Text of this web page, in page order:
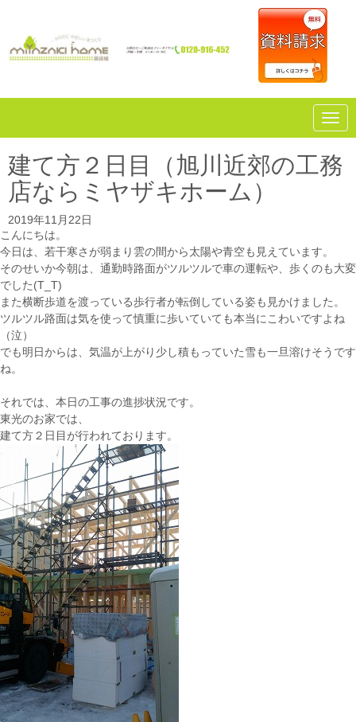
N
a
i
g
建て方２日目（旭川近郊の工務
店ならミヤザキホーム）
2019年11月22日
こんにちは。
今日は、若干寒さが弱まり雲の間から太陽や青空も見えています。
そのせいか今朝は、通勤時路面がツルツルで車の運転や、歩くのも大変
でした(T_T)
また横断歩道を渡っている歩行者が転倒している姿も見かけました。
ツルツル路面は気を使って慎重に歩いていても本当にこわいですよね
（泣）
でも明日からは、気温が上がり少し積もっていた雪も一旦溶けそうです
ね。
それでは、本日の工事の進捗状況です。
東光のお家では、
建て方２日目が行われております。